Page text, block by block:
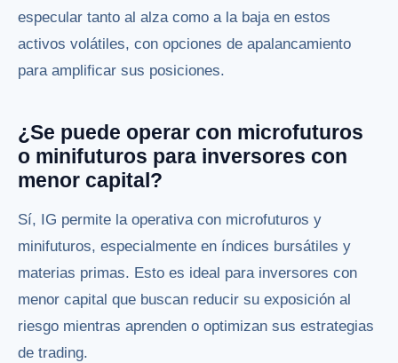
especular tanto al alza como a la baja en estos
activos volátiles, con opciones de apalancamiento
para amplificar sus posiciones.
¿Se puede operar con microfuturos
o minifuturos para inversores con
menor capital?
Sí, IG permite la operativa con microfuturos y
minifuturos, especialmente en índices bursátiles y
materias primas. Esto es ideal para inversores con
menor capital que buscan reducir su exposición al
riesgo mientras aprenden o optimizan sus estrategias
de trading.